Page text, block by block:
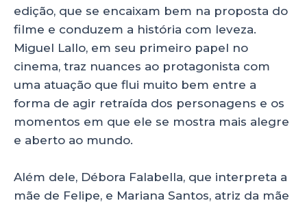
edição, que se encaixam bem na proposta do
filme e conduzem a história com leveza.
Miguel Lallo, em seu primeiro papel no
cinema, traz nuances ao protagonista com
uma atuação que flui muito bem entre a
forma de agir retraída dos personagens e os
momentos em que ele se mostra mais alegre
e aberto ao mundo.
Além dele, Débora Falabella, que interpreta a
mãe de Felipe, e Mariana Santos, atriz da mãe